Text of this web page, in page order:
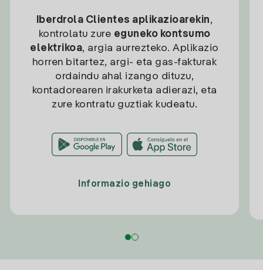
Iberdrola Clientes aplikazioarekin,
kontrolatu zure eguneko kontsumo
elektrikoa, argia aurrezteko. Aplikazio
horren bitartez, argi- eta gas-fakturak
ordaindu ahal izango dituzu,
kontadorearen irakurketa adierazi, eta
zure kontratu guztiak kudeatu.
Informazio gehiago